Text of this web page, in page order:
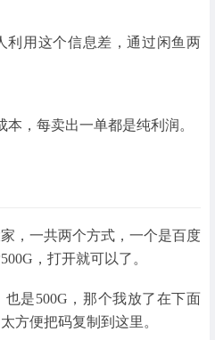
利用这个信息差，通过闲鱼两
，每卖出一单都是纯利润。
，一共两个方式，一个是百度
，打开就可以了。
是500G，那个我放了在下面
方便把码复制到这里。